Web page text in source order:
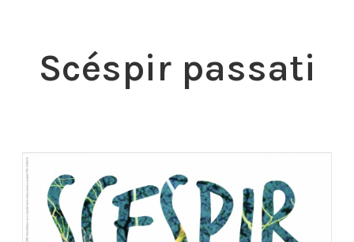
Scéspir passati